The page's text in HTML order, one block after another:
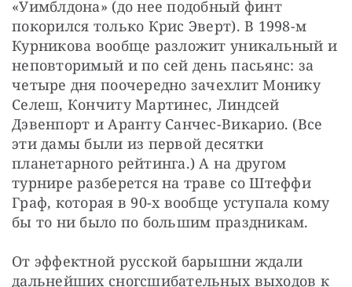
«Уимблдона» (до нее подобный финт
покорился только Крис Эверт). В 1998-м
Курникова вообще разложит уникальный и
неповторимый и по сей день пасьянс: за
четыре дня поочередно зачехлит Монику
Селеш, Кончиту Мартинес, Линдсей
Дэвенпорт и Аранту Санчес-Викарио. (Все
эти дамы были из первой десятки
планетарного рейтинга.) А на другом
турнире разберется на траве со Штеффи
Граф, которая в 90-х вообще уступала кому
бы то ни было по большим праздникам.
От эффектной русской барышни ждали
дальнейших сногсшибательных выходов к